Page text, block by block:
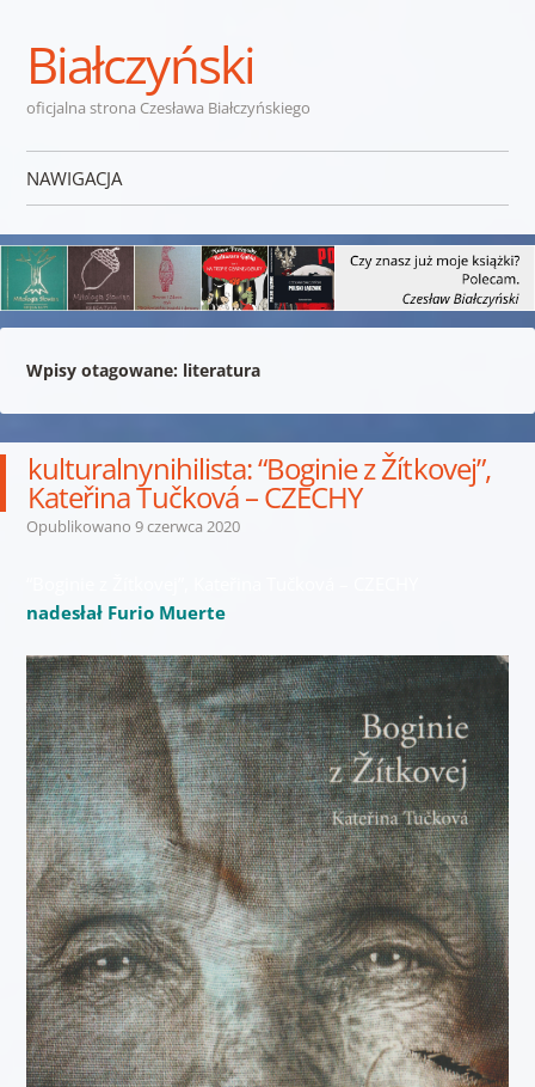
Białczyński
oficjalna strona Czesława Białczyńskiego
NAWIGACJA
Wpisy otagowane: literatura
kulturalnynihilista: “Boginie z Žítkovej”,
Kateřina Tučková – CZECHY
Opublikowano 9 czerwca 2020
nadesłał Furio Muerte